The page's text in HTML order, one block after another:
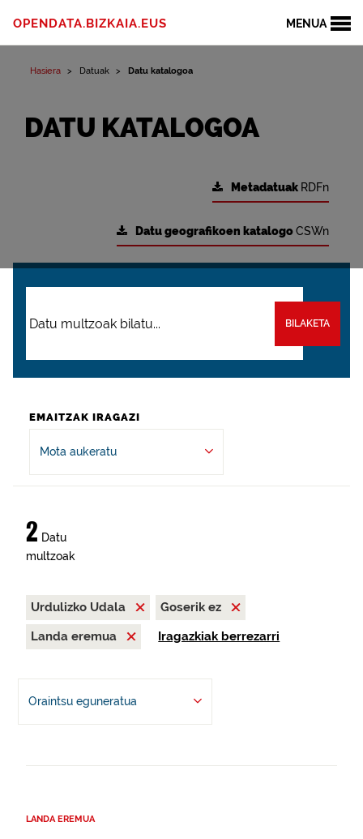
MENUA
OPENDATA.BIZKAIA.EUS
Hasiera Datuak Datu katalogoa
DATU KATALOGOA
Metadatuak RDFn
Datu geografikoen katalogoCSWn
BILAKETA
EMAITZAK IRAGAZI
Mota aukeratu
2 Datu
multzoak
Urdulizko Udala
Goserik ez
Landa eremua
Iragazkiak berrezarri
Oraintsu eguneratua
LANDA EREMUA